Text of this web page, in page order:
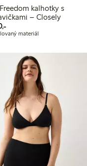
kalhotky s
nohavičkami – Closely
1 400,00 Kč
materiál